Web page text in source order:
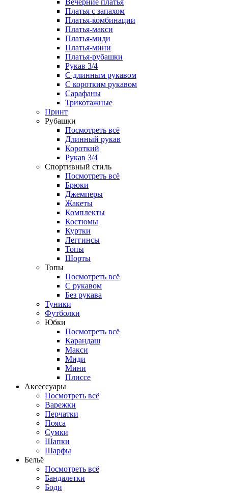
Платья с запахом
Платья-комбинации
Платья-макси
Платья-миди
Платья-мини
Платья-рубашки
Рукав 3/4
С длинным рукавом
С коротким рукавом
Сарафаны
Трикотажные
Принт
Рубашки
Посмотреть всё
Длинный рукав
Короткий
Рукав 3/4
Спортивный стиль
Посмотреть всё
Брюки
Джемперы
Жакеты
Комплекты
Костюмы
Куртки
Леггинсы
Топы
Шорты
Топы
Посмотреть всё
C рукавом
Без рукава
Туники
Футболки
Юбки
Посмотреть всё
Карандаш
Макси
Миди
Мини
Плиссе
Аксессуары
Посмотреть всё
Варежки
Перчатки
Пояса
Сумки
Шапки
Шарфы
Бельё
Посмотреть всё
Бандалетки
Боди